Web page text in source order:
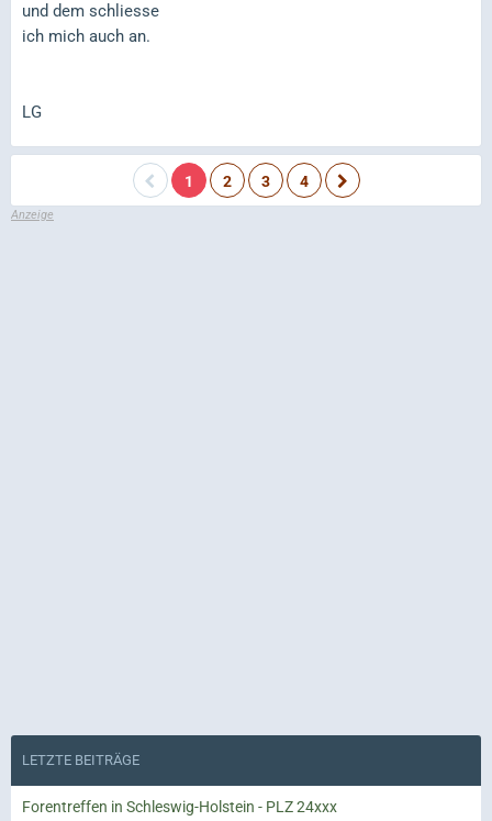
und dem schliesse
ich mich auch an.
LG
1 2 3 4
LETZTE BEITRÄGE
Forentreffen in Schleswig-Holstein - PLZ 24xxx